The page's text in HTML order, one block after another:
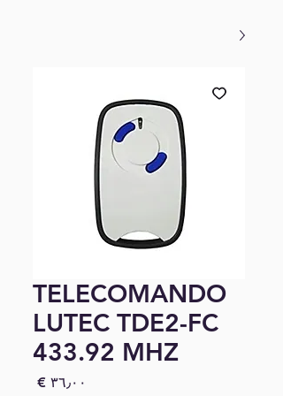
TELECOMANDO
LUTEC TDE2-FC
433.92 MHZ
السعر